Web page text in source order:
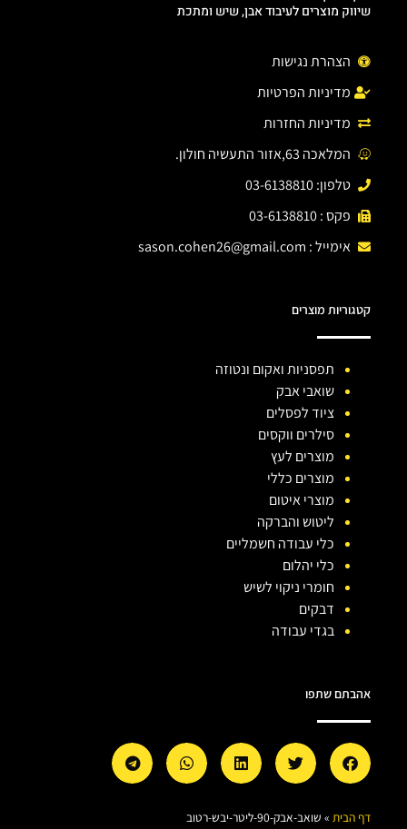
שיווק מוצרים לעיבוד אבן, שיש ומתכת
הצהרת נגישות
מדיניות הפרטיות
מדיניות החזרות
המלאכה 63,אזור התעשיה חולון.
טלפון: 03-6138810
פקס : 03-6138810
אימייל : sason.cohen26@gmail.com
קטגוריות מוצרים
תפסניות ואקום ונטוזה
שואבי אבק
ציוד לפסלים
סילרים ווקסים
מוצרים לעץ
מוצרים כללי
מוצרי איטום
ליטוש והברקה
כלי עבודה חשמליים
כלי יהלום
חומרי ניקוי לשיש
דבקים
בגדי עבודה
אהבתם שתפו
דף הבית » שואב-אבק-90-ליטר-יבש-רטוב